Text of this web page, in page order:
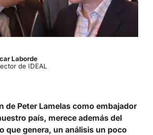
Laborde
de IDEAL
de Peter Lamelas como embajador
país, merece además del
que genera, un análisis un poco